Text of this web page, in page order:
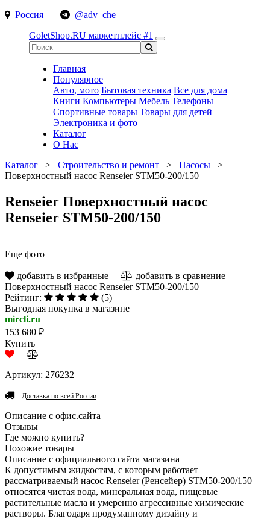
Россия
@adv_che
GoletShop.RU маркетплейс #1
Главная
Популярное
Авто, мото Бытовая техника Все для дома
Книги Компьютеры Мебель Телефоны
Спортивные товары Товары для детей
Электроника и фото
Каталог
О Нас
Каталог > Строительство и ремонт > Насосы >
Поверхностный насос Renseier STM50-200/150
Renseier Поверхностный насос
Renseier STM50-200/150
Еще фото
добавить в избранные
добавить в сравнение
Поверхностный насос Renseier STM50-200/150
Рейтинг:
(5)
Выгодная покупка в магазине
mircli.ru
153 680 ₽
Купить
Артикул: 276232
Доставка по всей России
Описание с офис.сайта
Отзывы
Где можно купить?
Похожие товары
Описание с официального сайта магазина
К допустимым жидкостям, с которым работает
рассматриваемый насос Renseier (Ренсейер) STM50-200/150
относятся чистая вода, минеральная вода, пищевые
растительные масла и умеренно агрессивные химические
растворы. Благодаря продуманному дизайну и